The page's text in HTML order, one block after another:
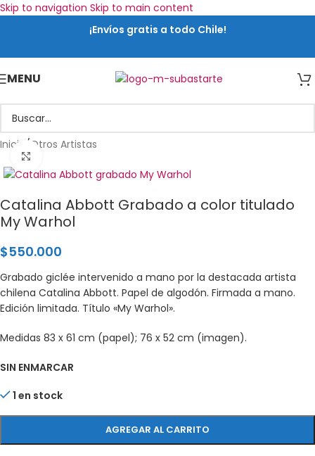
Skip to navigation Skip to main content
¡Envíos gratis a todo Chile!
MENU
Inicio / Otros Artistas
Catalina Abbott Grabado a color titulado
My Warhol
$550.000
Grabado giclée intervenido a mano por la destacada artista
chilena Catalina Abbott. Papel de algodón. Firmada a mano.
Edición limitada. Título «My Warhol».
Medidas 83 x 61 cm (papel); 76 x 52 cm (imagen).
SIN ENMARCAR
1 en stock
AGREGAR AL CARRITO